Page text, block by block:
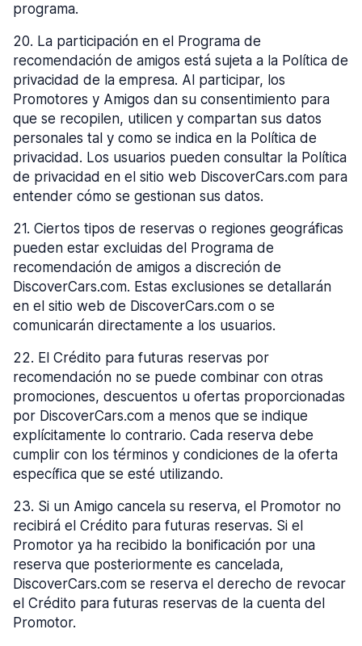
programa.
20. La participación en el Programa de
recomendación de amigos está sujeta a la Política de
privacidad de la empresa. Al participar, los
Promotores y Amigos dan su consentimiento para
que se recopilen, utilicen y compartan sus datos
personales tal y como se indica en la Política de
privacidad. Los usuarios pueden consultar la Política
de privacidad en el sitio web DiscoverCars.com para
entender cómo se gestionan sus datos.
21. Ciertos tipos de reservas o regiones geográficas
pueden estar excluidas del Programa de
recomendación de amigos a discreción de
DiscoverCars.com. Estas exclusiones se detallarán
en el sitio web de DiscoverCars.com o se
comunicarán directamente a los usuarios.
22. El Crédito para futuras reservas por
recomendación no se puede combinar con otras
promociones, descuentos u ofertas proporcionadas
por DiscoverCars.com a menos que se indique
explícitamente lo contrario. Cada reserva debe
cumplir con los términos y condiciones de la oferta
específica que se esté utilizando.
23. Si un Amigo cancela su reserva, el Promotor no
recibirá el Crédito para futuras reservas. Si el
Promotor ya ha recibido la bonificación por una
reserva que posteriormente es cancelada,
DiscoverCars.com se reserva el derecho de revocar
el Crédito para futuras reservas de la cuenta del
Promotor.